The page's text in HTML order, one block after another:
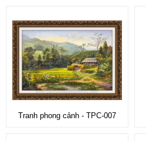
Tranh phong cảnh - TPC-007